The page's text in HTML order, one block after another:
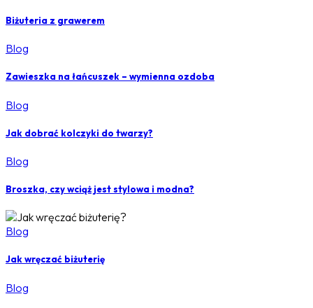
Biżuteria z grawerem
Blog
Zawieszka na łańcuszek – wymienna ozdoba
Blog
Jak dobrać kolczyki do twarzy?
Blog
Broszka, czy wciąż jest stylowa i modna?
Blog
Jak wręczać biżuterię
Blog